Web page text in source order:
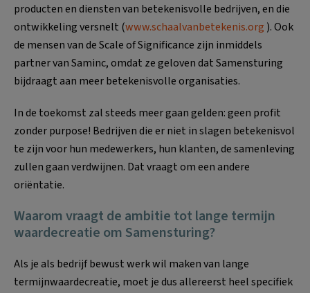
producten en diensten van betekenisvolle bedrijven, en die
ontwikkeling versnelt (www.schaalvanbetekenis.org ). Ook
de mensen van de Scale of Significance zijn inmiddels
partner van Saminc, omdat ze geloven dat Samensturing
bijdraagt aan meer betekenisvolle organisaties.
In de toekomst zal steeds meer gaan gelden: geen profit
zonder purpose! Bedrijven die er niet in slagen betekenisvol
te zijn voor hun medewerkers, hun klanten, de samenleving
zullen gaan verdwijnen. Dat vraagt om een andere
oriëntatie.
Waarom vraagt de ambitie tot lange termijn
waardecreatie om Samensturing?
Als je als bedrijf bewust werk wil maken van lange
termijnwaardecreatie, moet je dus allereerst heel specifiek